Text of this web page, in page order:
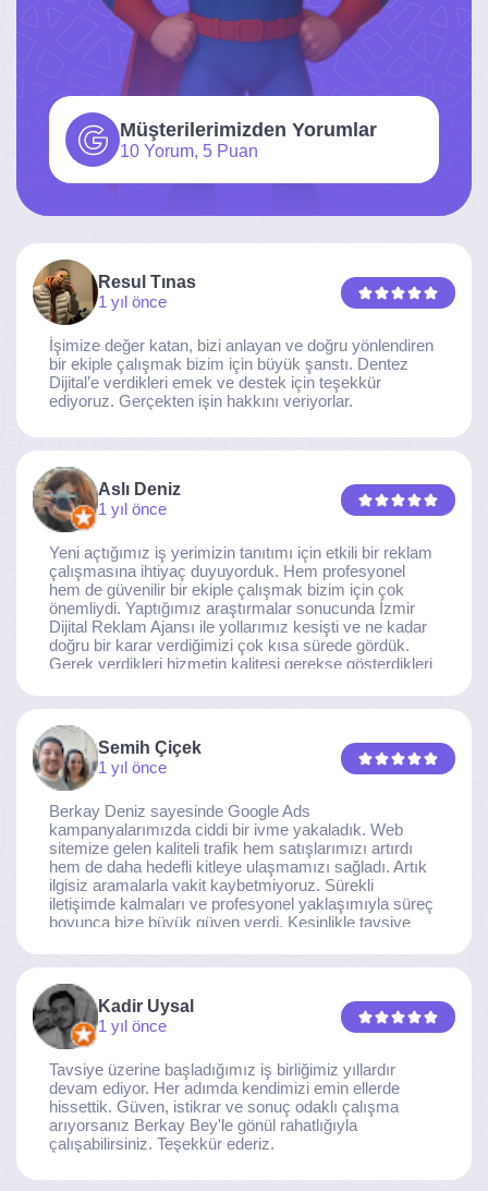
Müşterilerimizden Yorumlar
10 Yorum, 5 Puan
Resul Tınas
1 yıl önce
İşimize değer katan, bizi anlayan ve doğru yönlendiren
bir ekiple çalışmak bizim için büyük şanstı. Dentez
Dijital’e verdikleri emek ve destek için teşekkür
ediyoruz. Gerçekten işin hakkını veriyorlar.
Aslı Deniz
1 yıl önce
Yeni açtığımız iş yerimizin tanıtımı için etkili bir reklam
çalışmasına ihtiyaç duyuyorduk. Hem profesyonel
hem de güvenilir bir ekiple çalışmak bizim için çok
önemliydi. Yaptığımız araştırmalar sonucunda İzmir
Dijital Reklam Ajansı ile yollarımız kesişti ve ne kadar
doğru bir karar verdiğimizi çok kısa sürede gördük.
Gerek verdikleri hizmetin kalitesi gerekse gösterdikleri
noktaya ulaştı. Kaliteden asla taviz vermeyen, her
ekibine gönülden teşekkür ederiz.
Semih Çiçek
1 yıl önce
Berkay Deniz sayesinde Google Ads
kampanyalarımızda ciddi bir ivme yakaladık. Web
sitemize gelen kaliteli trafik hem satışlarımızı artırdı
hem de daha hedefli kitleye ulaşmamızı sağladı. Artık
ilgisiz aramalarla vakit kaybetmiyoruz. Sürekli
iletişimde kalmaları ve profesyonel yaklaşımıyla süreç
boyunca bize büyük güven verdi. Kesinlikle tavsiye
Kadir Uysal
1 yıl önce
Tavsiye üzerine başladığımız iş birliğimiz yıllardır
devam ediyor. Her adımda kendimizi emin ellerde
hissettik. Güven, istikrar ve sonuç odaklı çalışma
arıyorsanız Berkay Bey'le gönül rahatlığıyla
çalışabilirsiniz. Teşekkür ederiz.